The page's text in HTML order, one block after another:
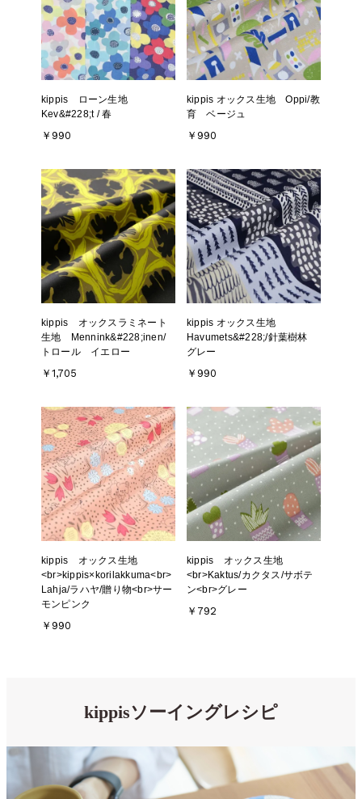
kippis ローン生地
Kev&#228;t / 春
￥990
kippis オックス生地 Oppi/教
育 ベージュ
￥990
kippis オックスラミネート
生地 Mennink&#228;inen/
トロール イエロー
￥1,705
kippis オックス生地
Havumets&#228;/針葉樹林
グレー
￥990
kippis オックス生地
<br>kippis×korilakkuma<br>
Lahja/ラハヤ/贈り物<br>サー
モンピンク
￥990
kippis オックス生地
<br>Kaktus/カクタス/サボテ
ン<br>グレー
￥792
kippisソーイングレシピ